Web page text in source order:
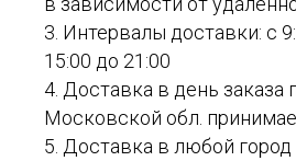
3. Интервалы доставки: с
15:00 до 21:00
4. Доставка в день заказа
Московской обл.
5. Доставка в любой